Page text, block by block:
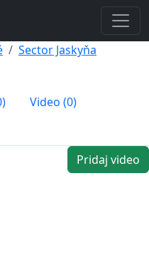
Sector Jaskyňa
Video (0)
Pridaj video